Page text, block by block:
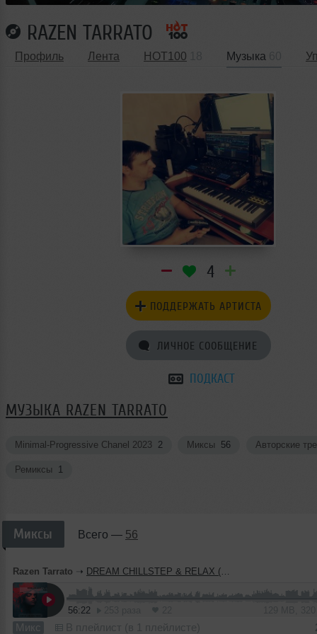
RAZEN TARRATO
Профиль Лента HOT100 Музыка
4
ПОДДЕРЖАТЬ АРТИСТА
ЛИЧНОЕ СООБЩЕНИЕ
ПОДКАСТ
МУЗЫКА RAZEN TARRATO
Minimal-Progressive Chanel 2023 2 Миксы 56 Авторские
Ремиксы 1
Миксы Всего — 56
Razen Tarrato ➝ DREAM CHILLSTEP & RELAX (2025) March
56:22
Микс В плейлист (в 1 плейлисте)